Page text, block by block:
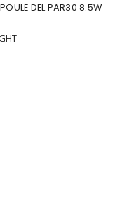
DEL PAR30 8.5W